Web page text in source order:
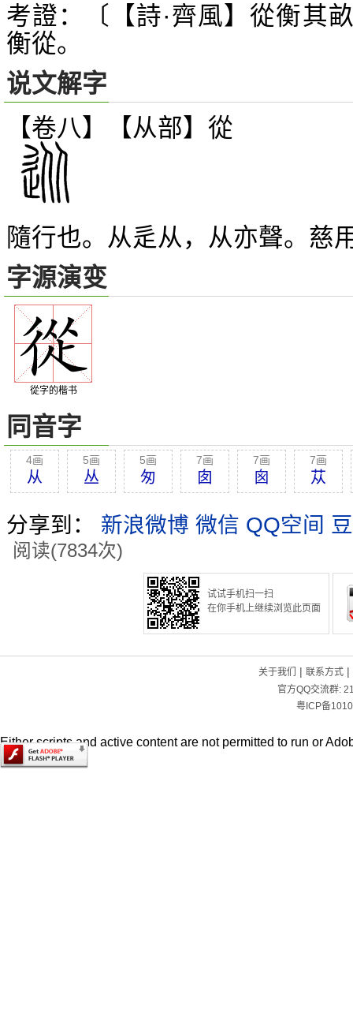
考證：〔【詩·齊風】從衡其
衡從。
说文解字
【卷八】【从部】 從
隨行也。从辵从，从亦聲。慈
字源演变
從字的楷书
同音字
4画
从
5画
丛
5画
匆
7画
囱
7画
囪
7画
苁
分享到： 新浪微博 微信 QQ空间
阅读(7834次)
试试手机扫一扫
在你手机上继续浏览此页面
关于我们 | 联系方式|
官方QQ交流群:
粤ICP备
Either scripts and active content are not permitted to run or